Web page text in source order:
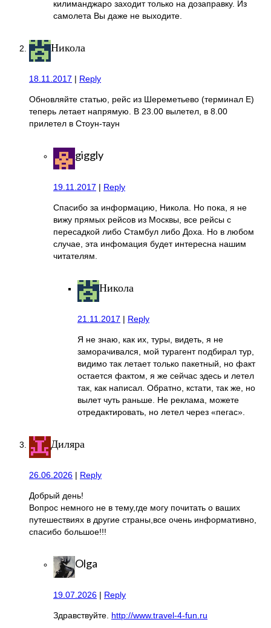
килиманджаро заходит только на дозаправку. Из
самолета Вы даже не выходите.
Никола
18.11.2017 | Reply
Обновляйте статью, рейс из Шереметьево (терминал Е)
теперь летает напрямую. В 23.00 вылетел, в 8.00
прилетел в Стоун-таун
giggly
19.11.2017 | Reply
Спасибо за информацию, Никола. Но пока, я не
вижу прямых рейсов из Москвы, все рейсы с
пересадкой либо Стамбул либо Доха. Но в любом
случае, эта инфомация будет интересна нашим
читателям.
Никола
21.11.2017 | Reply
Я не знаю, как их, туры, видеть, я не
заморачивался, мой турагент подбирал тур,
видимо так летает только пакетный, но факт
остается фактом, я же сейчас здесь и летел
так, как написал. Обратно, кстати, так же, но
вылет чуть раньше. Не реклама, можете
отредактировать, но летел через «пегас».
Диляра
26.06.2026 | Reply
Добрый день!
Вопрос немного не в тему,где могу почитать о ваших
путешествиях в другие страны,все очень информативно,
спасибо большое!!!
Olga
19.07.2026 | Reply
Здравствуйте. http://www.travel-4-fun.ru